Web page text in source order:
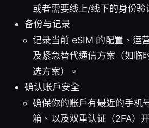
或者需要线上/线下的身份验
备份与记录
记录当前 eSIM 的配置、运
及紧急替代通信方案（如临
选方案）。
确认账户安全
确保你的账户有最近的手机
箱、以及双重认证（2FA）